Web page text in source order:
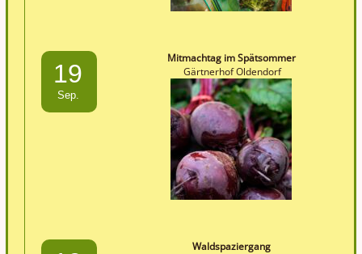
19
Sep.
Mitmachtag im Spätsommer
Gärtnerhof Oldendorf
Waldspaziergang